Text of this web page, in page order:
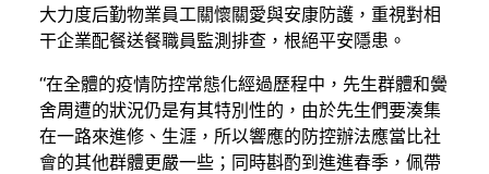
大力度后勤物業員工關懷關愛與安康防護，重視對相
干企業配餐送餐職員監測排查，根絕平安隱患。
“在全體的疫情防控常態化經過歷程中，先生群體和黌
舍周遭的狀況仍是有其特別性的，由於先生們要湊集
在一路來進修、生涯，所以響應的防控辦法應當比社
會的其他群體更嚴一些；同時斟酌到進進春季，佩帶